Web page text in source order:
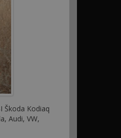
Škoda Kodiaq
Audi, VW,